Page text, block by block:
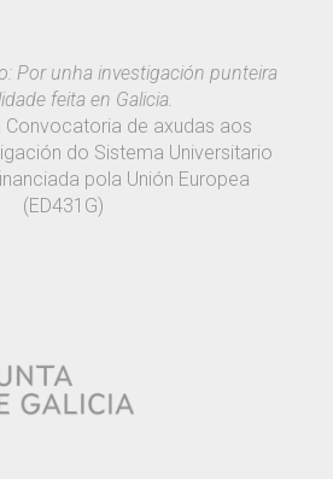
Por unha investigación punteira
feita en Galicia.
Convocatoria de axudas aos
do Sistema Universitario
pola Unión Europea
(ED431G)